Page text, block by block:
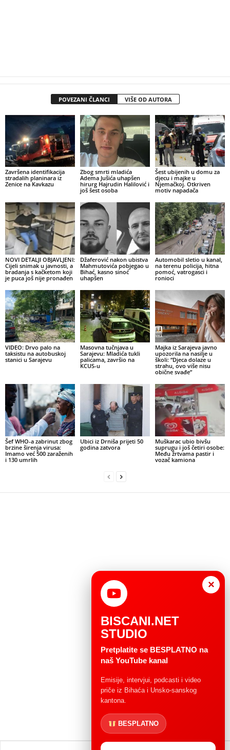
POVEZANI ČLANCI VIŠE OD AUTORA
Završena identifikacija
stradalih planinara iz
Zenice na Kavkazu
Zbog smrti mladića
Adema Jušića uhapšen
hirurg Hajrudin Halilović i
još šest osoba
Šest ubijenih u domu za
djecu i majke u
Njemačkoj. Otkriven
motiv napadača
NOVI DETALJI OBJAVLJENI:
Cijeli snimak u javnosti, a
bradanja s kačketom koji
je puca još nije pronađen
Džaferović nakon ubistva
Mahmutovića pobjegao u
Bihać, kasno sinoć
uhapšen
Automobil sletio u kanal,
na terenu policija, hitna
pomoć, vatrogasci i
ronioci
VIDEO: Drvo palo na
taksistu na autobuskoj
stanici u Sarajevu
Masovna tučnjava u
Sarajevu: Mladića tukli
palicama, završio na
KCUS-u
Majka iz Sarajeva javno
upozorila na nasilje u
školi: “Djeca dolaze u
strahu, ovo više nisu
obične svađe”
Šef WHO-a zabrinut zbog
brzine širenja virusa:
Imamo već 500 zaraženih
i 130 umrlih
Ubici iz Drniša prijeti 50
godina zatvora
Muškarac ubio bivšu
suprugu i još četiri osobe:
Među žrtvama pastir i
vozač kamiona
×
BISCANI.NET
STUDIO
Pretplatite se BESPLATNO na
naš YouTube kanal
Emisije, intervjui, podcasti i video
priče iz Bihaća i Unsko-sanskog
kantona.
BESPLATNO